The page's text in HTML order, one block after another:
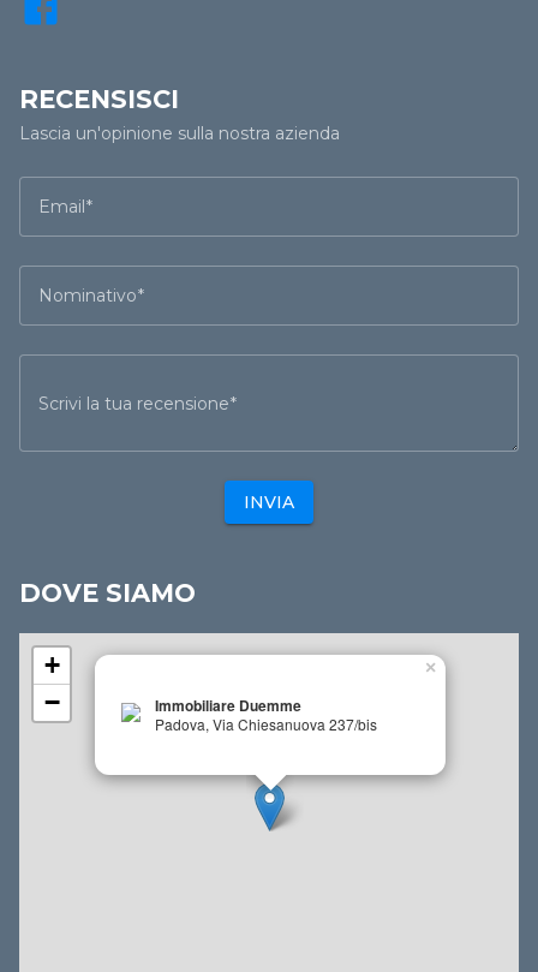
RECENSISCI
Lascia un'opinione sulla nostra azienda
Email
Nominativo
Scrivi la tua recensione
INVIA
DOVE SIAMO
Immobiliare Duemme
Padova, Via Chiesanuova 237/bis
×
+
−